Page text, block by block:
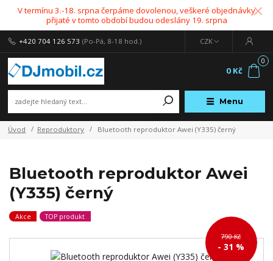
V termínu 3.-18. srpna čerpáme dovolenou, veškeré objednávky
přijaté v tomto období budou odeslány 19. srpna
Menu
CZK
+420 704 126 573 (Po-Pá, 8-18 hod.)
0
0 Kč
Úvod Reproduktory Bluetooth reproduktor Awei (Y335) černý
Bluetooth reproduktor Awei
(Y335) černý
Akce TOP produkt
790 Kč
- 31 %